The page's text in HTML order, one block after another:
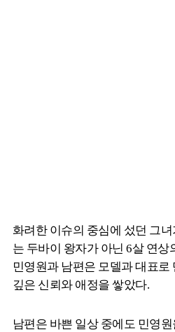
화려한 이슈의 중심에 섰던 그
는 두바이 왕자가 아닌 6살 연상
민영원과 남편은 모델과 대표로
깊은 신뢰와 애정을 쌓았다.
남편은 바쁜 일상 중에도 민영